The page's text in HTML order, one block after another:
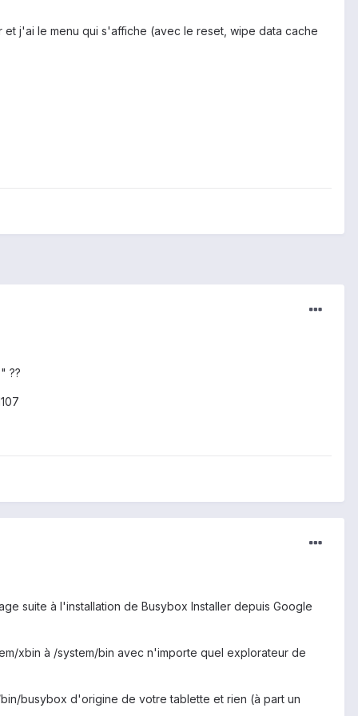
j'ai le menu qui s'affiche (avec le reset, wipe data cache
??
suite à l'installation de Busybox Installer depuis Google
xbin à /system/bin avec n'importe quel explorateur de
busybox d'origine de votre tablette et rien (à part un